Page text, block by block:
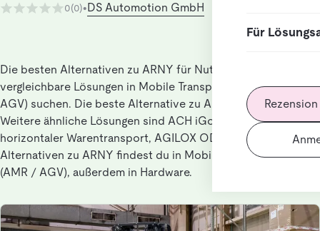
Für
0(0)•DS Automotion GmbH
Die besten Alternativen zu ARNY für Nutzer, die
vergleichbare Lösungen in Mobile Transportroboter (AMR /
AGV) suchen. Die beste Alternative zu ARNY ist HERBIE M.
Weitere ähnliche Lösungen sind ACH iGo - Autonomer
horizontaler Warentransport, AGILOX ODM, AMADEUS.
Alternativen zu ARNY findest du in Mobile Transportroboter
(AMR / AGV), außerdem in Hardware.